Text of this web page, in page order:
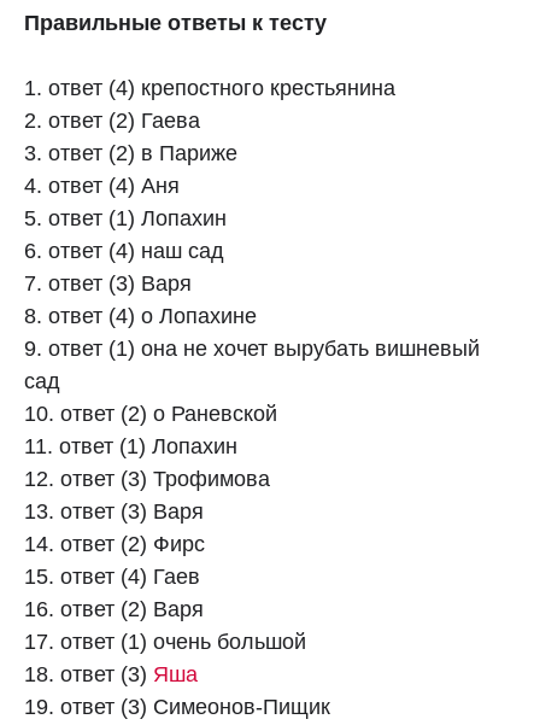
Правильные ответы к тесту
1. ответ (4) крепостного крестьянина
2. ответ (2) Гаева
3. ответ (2) в Париже
4. ответ (4) Аня
5. ответ (1) Лопахин
6. ответ (4) наш сад
7. ответ (3) Варя
8. ответ (4) о Лопахине
9. ответ (1) она не хочет вырубать вишневый
сад
10. ответ (2) о Раневской
11. ответ (1) Лопахин
12. ответ (3) Трофимова
13. ответ (3) Варя
14. ответ (2) Фирс
15. ответ (4) Гаев
16. ответ (2) Варя
17. ответ (1) очень большой
18. ответ (3) Яша
19. ответ (3) Симеонов-Пищик